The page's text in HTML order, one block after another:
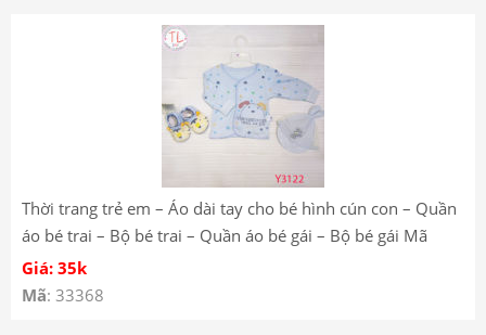
Thời trang trẻ em – Áo dài tay cho bé hình cún con – Quần
áo bé trai – Bộ bé trai – Quần áo bé gái – Bộ bé gái Mã
Y3122
Giá: 35k
Mã: 33368